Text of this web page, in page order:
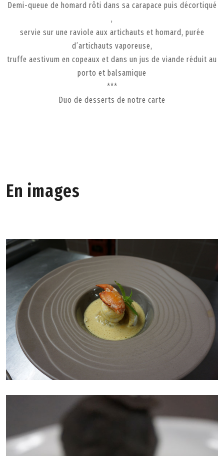
Demi-queue de homard rôti dans sa carapace puis décortiqué
,
servie sur une raviole aux artichauts et homard, purée
d’artichauts vaporeuse,
truffe aestivum en copeaux et dans un jus de viande réduit au
porto et balsamique
***
Duo de desserts de notre carte
En images